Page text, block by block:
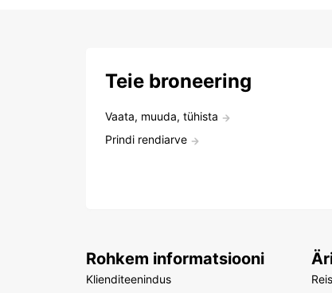
Teie broneering
Vaata, muuda, tühista
Prindi rendiarve
Rohkem informatsiooni
Klienditeenindus